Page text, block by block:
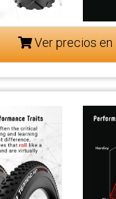
Ver precios en